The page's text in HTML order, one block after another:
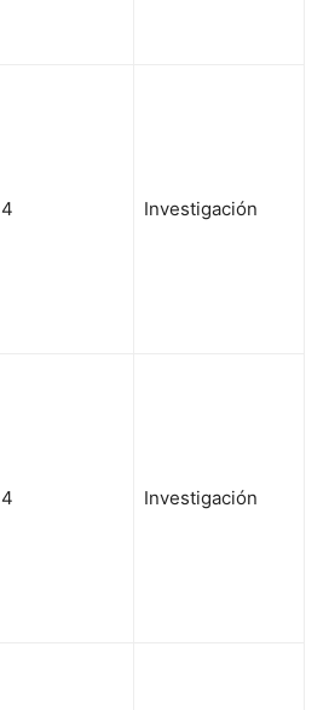
4 Investigación
4 Investigación